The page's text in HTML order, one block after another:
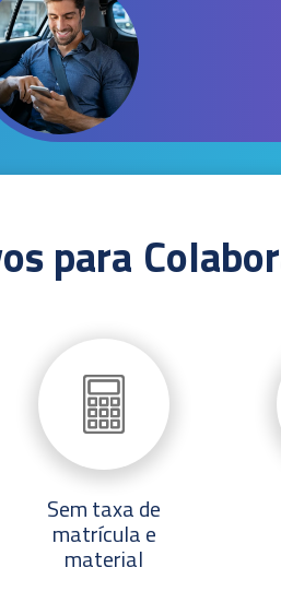
para
Sem taxa de
matrícula e
material